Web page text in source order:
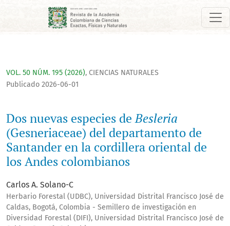
Dos nuevas especies de <i>Besleria</i> (Gesneriaceae)
VOL. 50 NÚM. 195 (2026), CIENCIAS NATURALES
Dos nuevas especies deBesleria
(Gesneriaceae) del departamento de
Santander en la cordillera oriental de
los Andes colombianos
Publicado 2026-06-01
Carlos A. Solano-C
Herbario Forestal (UDBC), Universidad Distrital Francisco José de
Caldas, Bogotá, Colombia - Semillero de investigación en
Diversidad Forestal (DIFI), Universidad Distrital Francisco José de